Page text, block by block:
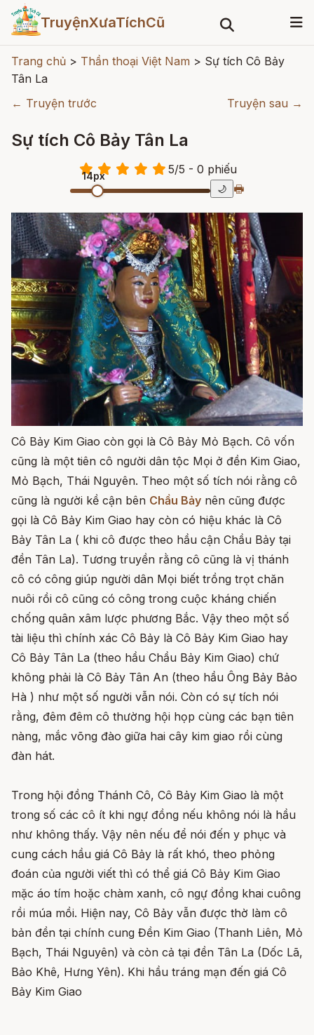
TruyệnXưaTíchCũ
Trang chủ > Thần thoại Việt Nam > Sự tích Cô Bảy
Tân La
← Truyện trước
Truyện sau →
Sự tích Cô Bảy Tân La
5/5 - 0 phiếu
14px
🌙 🖶
Cô Bảy Kim Giao còn gọi là Cô Bảy Mỏ Bạch. Cô vốn
cũng là một tiên cô người dân tộc Mọi ở đền Kim Giao,
Mỏ Bạch, Thái Nguyên. Theo một số tích nói rằng cô
cũng là người kề cận bên Chầu Bảy nên cũng được
gọi là Cô Bảy Kim Giao hay còn có hiệu khác là Cô
Bảy Tân La ( khi cô được theo hầu cận Chầu Bảy tại
đền Tân La). Tương truyền rằng cô cũng là vị thánh
cô có công giúp người dân Mọi biết trồng trọt chăn
nuôi rồi cô cũng có công trong cuộc kháng chiến
chống quân xâm lược phương Bắc. Vậy theo một số
tài liệu thì chính xác Cô Bảy là Cô Bảy Kim Giao hay
Cô Bảy Tân La (theo hầu Chầu Bảy Kim Giao) chứ
không phải là Cô Bảy Tân An (theo hầu Ông Bảy Bảo
Hà ) như một số người vẫn nói. Còn có sự tích nói
rằng, đêm đêm cô thường hội họp cùng các bạn tiên
nàng, mắc võng đào giữa hai cây kim giao rồi cùng
đàn hát.
Trong hội đồng Thánh Cô, Cô Bảy Kim Giao là một
trong số các cô ít khi ngự đồng nếu không nói là hầu
như không thấy. Vậy nên nếu để nói đến y phục và
cung cách hầu giá Cô Bảy là rất khó, theo phỏng
đoán của người viết thì có thể giá Cô Bảy Kim Giao
mặc áo tím hoặc chàm xanh, cô ngự đồng khai cuông
rồi múa mồi. Hiện nay, Cô Bảy vẫn được thờ làm cô
bản đền tại chính cung Đền Kim Giao (Thanh Liên, Mỏ
Bạch, Thái Nguyên) và còn cả tại đền Tân La (Dốc Lã,
Bảo Khê, Hưng Yên). Khi hầu tráng mạn đến giá Cô
Bảy Kim Giao